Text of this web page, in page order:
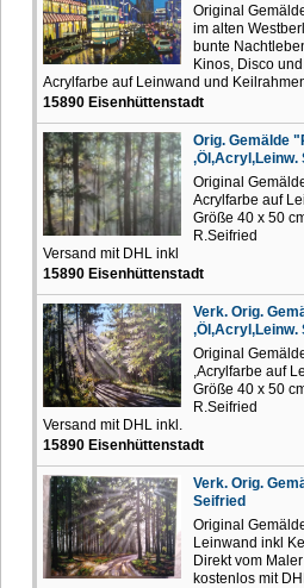
Original
im alten
bunte
Kinos, Disco und
Acrylfarbe auf Leinwand und
15890 Eisenhüttenstadt
Orig. Gemälde
,Öl,Acryl,Leinw.
Original
Acrylfarbe auf
Größe 40 x 50
R.Seifried
Versand mit DHL inkl
15890 Eisenhüttenstadt
Verk. Orig.
,Öl,Acryl,Leinw.
Original
,Acrylfarbe auf
Größe 40 x 50
R.Seifried
Versand mit DHL inkl.
15890 Eisenhüttenstadt
Verk. Orig.
Seifried
Original
Leinwand inkl
Direkt vom
kostenlos mit